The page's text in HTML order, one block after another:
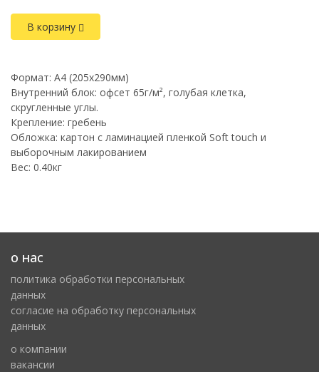
В корзину
Формат: A4 (205х290мм)
Внутренний блок: офсет 65г/м², голубая клетка,
скругленные углы.
Крепление: гребень
Обложка: картон c ламинацией пленкой Soft touch и
выборочным лакированием
Вес: 0.40кг
о нас
политика обработки персональных
данных
cогласие на обработку персональных
данных
о компании
вакансии